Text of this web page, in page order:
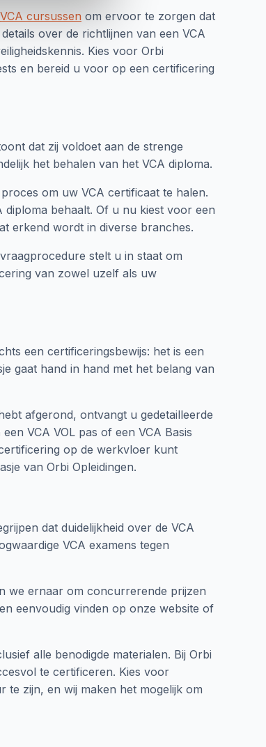
VCA cursussen om ervoor te zorgen dat
over de richtlijnen van een VCA
Kies voor Orbi
en bereid u voor op een certificering
dat zij voldoet aan de strenge
het behalen van het VCA diploma.
om uw VCA certificaat te halen.
behaalt. Of u nu kiest voor een
erkend wordt in diverse branches.
stelt u in staat om
van zowel uzelf als uw
een certificeringsbewijs: het is een
gaat hand in hand met het belang van
afgerond, ontvangt u gedetailleerde
VCA VOL pas of een VCA Basis
op de werkvloer kunt
van Orbi Opleidingen.
dat duidelijkheid over de VCA
VCA examens tegen
we ernaar om concurrerende prijzen
eenvoudig vinden op onze website of
alle benodigde materialen. Bij Orbi
te certificeren. Kies voor
te zijn, en wij maken het mogelijk om